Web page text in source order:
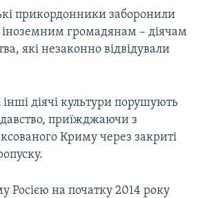
прикордонники заборонили
іноземним громадянам – діячам
які незаконно відвідували
інші діячі культури порушують
приїжджаючи з
Криму через закриті
Росією на початку 2014 року